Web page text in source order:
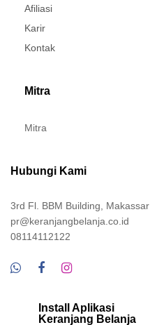
Afiliasi
Karir
Kontak
Mitra
Mitra
Hubungi Kami
3rd Fl. BBM Building, Makassar
pr@keranjangbelanja.co.id
08114112122
Install Aplikasi
Keranjang Belanja